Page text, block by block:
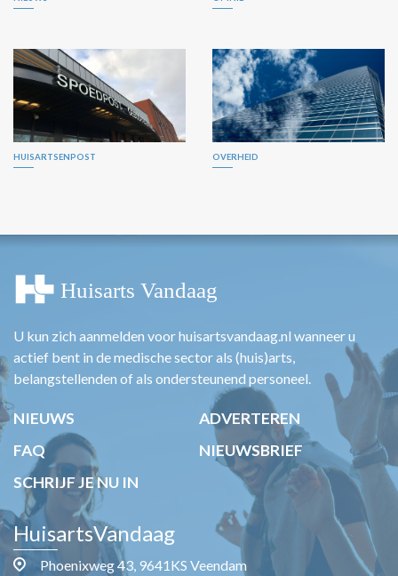
HUISARTSENPOST OVERHEID
U kun zich aanmelden voor huisartsvandaag.nl wanneer u
actief bent in de medische sector als (huis)arts,
belangstellenden of als ondersteunend personeel.
NIEUWS
ADVERTEREN
FAQ
NIEUWSBRIEF
SCHRIJF JE NU IN
HuisartsVandaag
Phoenixweg 43, 9641KS Veendam